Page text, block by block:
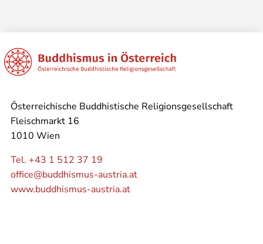
Österreichische Buddhistische Religionsgesellschaft
Fleischmarkt 16
1010 Wien
Tel. +43 1 512 37 19
office@buddhismus-austria.at
www.buddhismus-austria.at